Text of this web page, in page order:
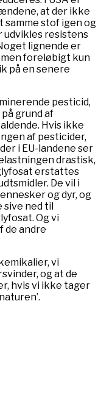
at der ikke
samme stof igen og
udvikles resistens
lignende er
foreløbigt kun
på en senere
pesticid,
grund af
Hvis ikke
af pesticider,
i EU-landene ser
drastisk,
erstattes
De vil i
og dyr, og
sive ned til
Og vi
de andre
vi
og at de
hvis vi ikke tager